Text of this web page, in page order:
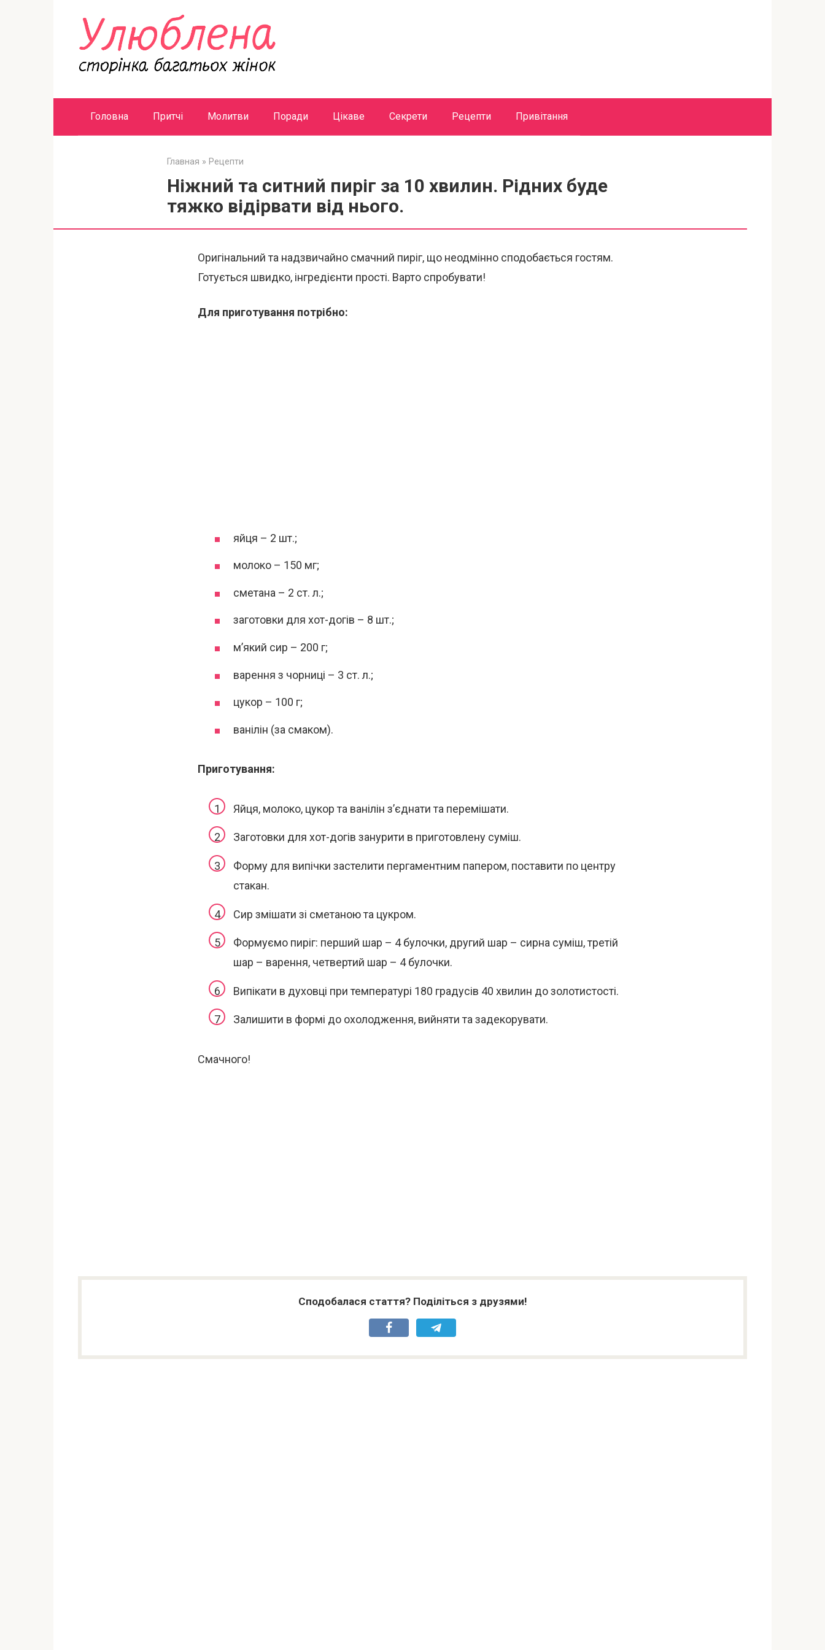
Головна Притчі Молитви Поради Цікаве Секрети Рецепти Привітання
Главная » Рецепти
Ніжний та ситний пиріг за 10 хвилин. Рідних буде
тяжко відірвати від нього.
Оригінальний та надзвичайно смачний пиріг, що неодмінно сподобається гостям.
Готується швидко, інгредієнти прості. Варто спробувати!
Для приготування потрібно:
яйця – 2 шт.;
молоко – 150 мг;
сметана – 2 ст. л.;
заготовки для хот-догів – 8 шт.;
м’який сир – 200 г;
варення з чорниці – 3 ст. л.;
цукор – 100 г;
ванілін (за смаком).
Приготування:
Яйця, молоко, цукор та ванілін з’єднати та перемішати.
Заготовки для хот-догів занурити в приготовлену суміш.
Форму для випічки застелити пергаментним папером, поставити по центру
стакан.
Сир змішати зі сметаною та цукром.
Формуємо пиріг: перший шар – 4 булочки, другий шар – сирна суміш, третій
шар – варення, четвертий шар – 4 булочки.
Випікати в духовці при температурі 180 градусів 40 хвилин до золотистості.
Залишити в формі до охолодження, вийняти та задекорувати.
Смачного!
Сподобалася стаття? Поділіться з друзями!